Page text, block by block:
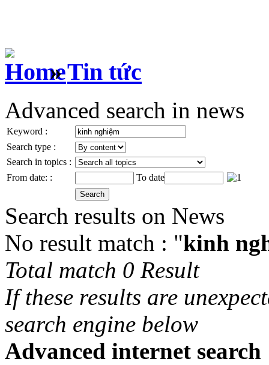
» Tin tức
Advanced search in news
Keyword :
Search type :
Search in topics :
From date: :
To date
Search results on News
No result match : "kinh
Total match 0 Result
If these results are
search engine below
Advanced internet search